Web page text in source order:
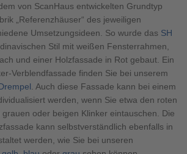
von ScanHaus entwickelten Grundtyp
„Referenzhäuser“ des jeweiligen
Umsetzungsideen. So wurde das SH
Stil mit weißen Fensterrahmen,
und einer Holzfassade in Rot gebaut. Ein
Verblendfassade finden Sie bei unserem
. Auch diese Fassade kann bei einem
werden, wenn Sie etwa den roten
oder beigen Klinker eintauschen. Die
kann selbstverständlich ebenfalls in
werden, wie Sie bei unseren